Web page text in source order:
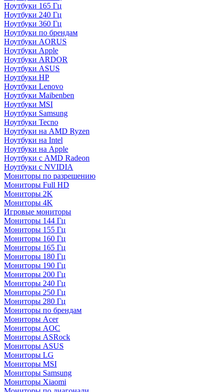
Ноутбуки 165 Гц
Ноутбуки 240 Гц
Ноутбуки 360 Гц
Ноутбуки по брендам
Ноутбуки AORUS
Ноутбуки Apple
Ноутбуки ARDOR
Ноутбуки ASUS
Ноутбуки HP
Ноутбуки Lenovo
Ноутбуки Maibenben
Ноутбуки MSI
Ноутбуки Samsung
Ноутбуки Tecno
Ноутбуки на AMD Ryzen
Ноутбуки на Intel
Ноутбуки на Apple
Ноутбуки с AMD Radeon
Ноутбуки с NVIDIA
Мониторы по разрешению
Мониторы Full HD
Мониторы 2K
Мониторы 4K
Игровые мониторы
Мониторы 144 Гц
Мониторы 155 Гц
Мониторы 160 Гц
Мониторы 165 Гц
Мониторы 180 Гц
Мониторы 190 Гц
Мониторы 200 Гц
Мониторы 240 Гц
Мониторы 250 Гц
Мониторы 280 Гц
Мониторы по брендам
Мониторы Acer
Мониторы AOC
Мониторы ASRock
Мониторы ASUS
Мониторы LG
Мониторы MSI
Мониторы Samsung
Мониторы Xiaomi